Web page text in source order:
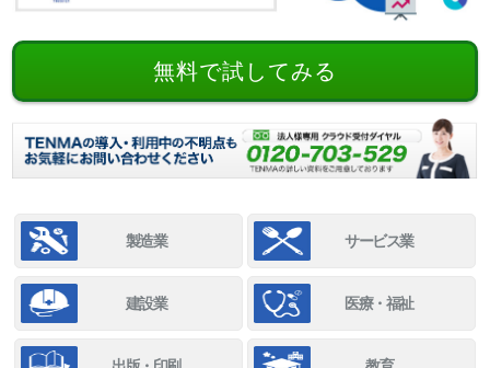
無料で試してみる
製造業 サービス業
建設業 医療・福祉